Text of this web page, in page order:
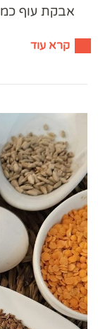
אבקת עוף
קרא עוד